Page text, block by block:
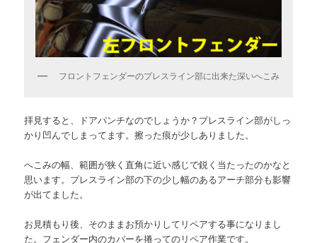
フロントフェンダーのプレスライン部に出来た深いへこみ
拝見すると、ドアパンチなのでしょうか？プレスライン部がしっ
かり凹んでしまってます。擦った痕が少しありました。
へこみの幅、範囲が狭く直角に近い感じで鋭く当たったのかなと
思います。プレスライン部の下の少し幅のあるアーチ部分も影響
が出てました。
お見積もり後、そのままお預かりしてリペアする事になりまし
た。フェンダー内のカバーを捲ってのリペア作業です。